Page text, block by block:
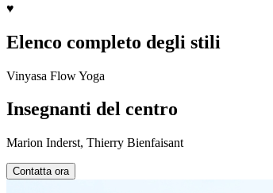
♥
Elenco completo degli stili
Vinyasa Flow Yoga
Insegnanti del centro
Marion Inderst, Thierry Bienfaisant
Contatta ora